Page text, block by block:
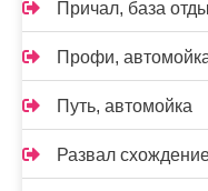
Причал, база
Профи,
Путь, автомойка
Развал